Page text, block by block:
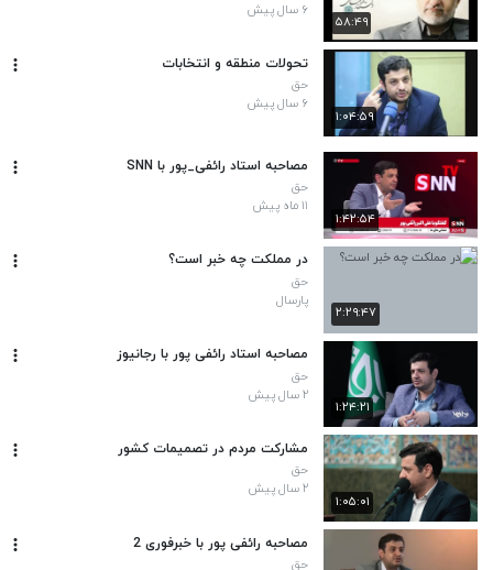
۵۸:۴۹
۶ سال پیش
۱:۰۴:۵۹
تحولات منطقه و انتخابات
حق
۶ سال پیش
۱:۴۲:۵۴
مصاحبه استاد رائفی‌_پور با SNN
حق
۱۱ ماه پیش
۲:۲۹:۴۷
در مملکت چه خبر است؟
حق
پارسال
۱:۲۴:۲۱
مصاحبه استاد رائفی پور با رجانیوز
حق
۲ سال پیش
۱:۰۵:۰۱
مشارکت مردم در تصمیمات کشور
حق
۲ سال پیش
مصاحبه رائفی پور با خبرفوری 2
حق